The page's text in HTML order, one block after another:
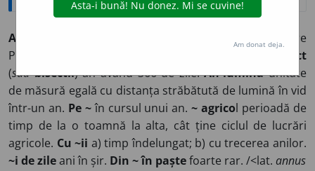
AN
Perioadă de timp cuprinzând 12 luni, în care
Pământul face o revoluție în jurul Soarelui. ◊
~ bisect
(sau bisectil) an având 366 de zile.An-luminăunitate
de măsură egală cu distanța străbătută de lumină în vid
într-un an. Pe ~în cursul unui an.~ agricol perioadă de
timp de la o toamnă la alta, cât ține ciclul de lucrări
agricole. Cu ~ii a) timp îndelungat; b) cu trecerea anilor.
~i de zileani în șir. Din ~ în paștefoarte rar. /<lat. annus
Am donat deja.